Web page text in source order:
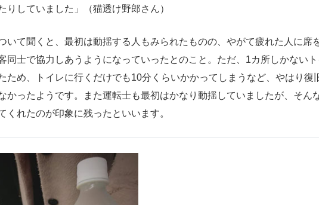
りしていました」（猫透け野郎さん）
て聞くと、最初は動揺する人もみられたものの、やがて疲れた人に席
同士で協力しあうようになっていったとのこと。ただ、1カ所しかない
ため、トイレに行くだけでも10分くらいかかってしまうなど、やはり復
かったようです。また運転士も最初はかなり動揺していましたが、そん
くれたのが印象に残ったといいます。